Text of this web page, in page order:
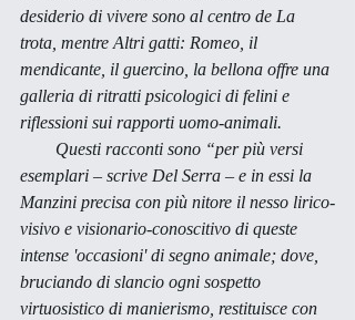
desiderio di vivere sono al centro de La
trota , mentre Altri gatti: Romeo, il
mendicante, il guercino, la bellona offre una
galleria di ritratti psicologici di felini e
riflessioni sui rapporti uomo-animali.
esemplari – scrive Del Serra – e in essi la
Manzini precisa con più nitore il nesso lirico-
visivo e visionario-conoscitivo di queste
intense 'occasioni' di segno animale; dove,
bruciando di slancio ogni sospetto
virtuosistico di manierismo, restituisce con